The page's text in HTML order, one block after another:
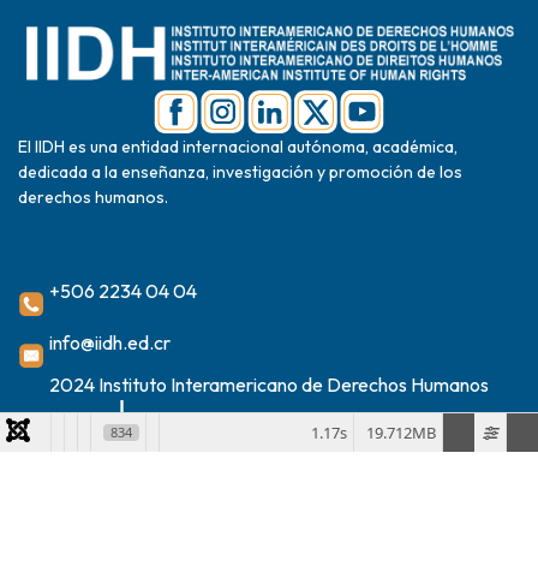
El IIDH es una entidad internacional autónoma, académica,
dedicada a la enseñanza, investigación y promoción de los
derechos humanos.
+506 2234 04 04
info@iidh.ed.cr
2024 Instituto Interamericano de Derechos Humanos
834 19.712MB
1.17s